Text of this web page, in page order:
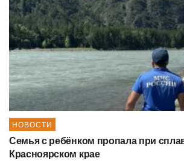
НОВОСТИ
Семья с ребёнком пропала при
Красноярском крае